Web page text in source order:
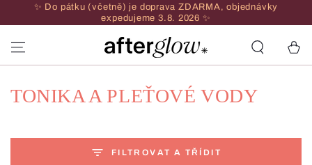
PŘEJÍT NA
✨ Do pátku (včetně) je doprava ZDARMA, objednávky
expedujeme 3.8. 2026 ✨
Vozík
Sbírka:
TONIKA A PLEŤOVÉ VODY
FILTROVAT A TŘÍDIT